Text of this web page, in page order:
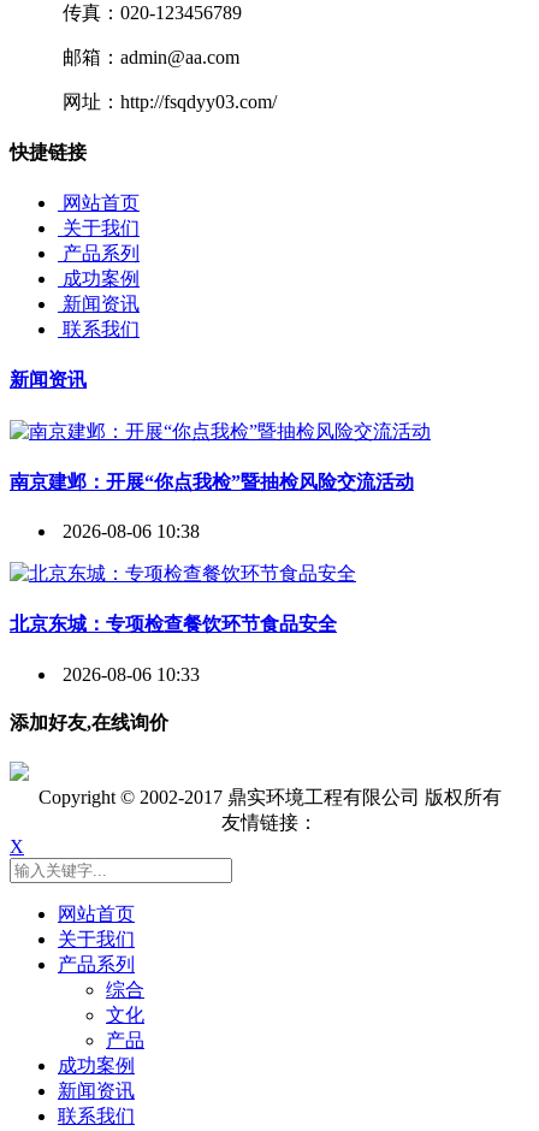
传真：020-123456789
邮箱：admin@aa.com
网址：http://fsqdyy03.com/
快捷链接
网站首页
关于我们
产品系列
成功案例
新闻资讯
联系我们
新闻资讯
南京建邺：开展“你点我检”暨抽检风险交流活动
2026-08-06 10:38
北京东城：专项检查餐饮环节食品安全
2026-08-06 10:33
添加好友,在线询价
Copyright © 2002-2017 鼎实环境工程有限公司 版权所有
友情链接：
X
网站首页
关于我们
产品系列
综合
文化
产品
成功案例
新闻资讯
联系我们